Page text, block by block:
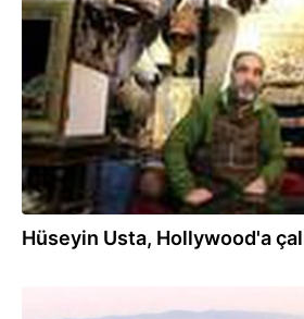
25.02.2020
Hüseyin Usta, Hollywood'a